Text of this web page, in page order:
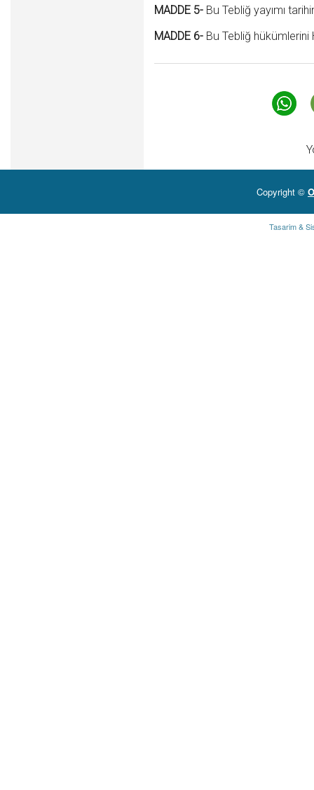
MADDE 5- Bu Tebliğ yayımı
MADDE 6- Bu Tebliğ hükümlerini
Copyright ©
Tasarim &